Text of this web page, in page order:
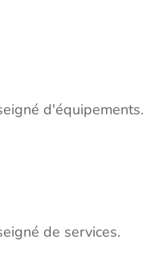
d'équipements.
de services.